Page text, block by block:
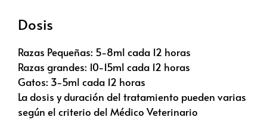
Dosis
Razas Pequeñas: 5-8ml cada 12 horas
Razas grandes: 10-15ml cada 12 horas
Gatos: 3-5ml cada 12 horas
La dosis y duración del tratamiento pueden varias
según el criterio del Médico Veterinario